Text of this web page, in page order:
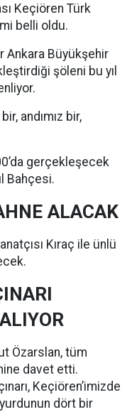
Keçiören Türk
belli oldu.
Ankara Büyükşehir
şöleni bu yıl
andımız bir,
gerçekleşecek
Bahçesi.
ALACAK
Kıraç ile ünlü
Özarslan, tüm
davet etti.
Keçiören’imizde
dört bir